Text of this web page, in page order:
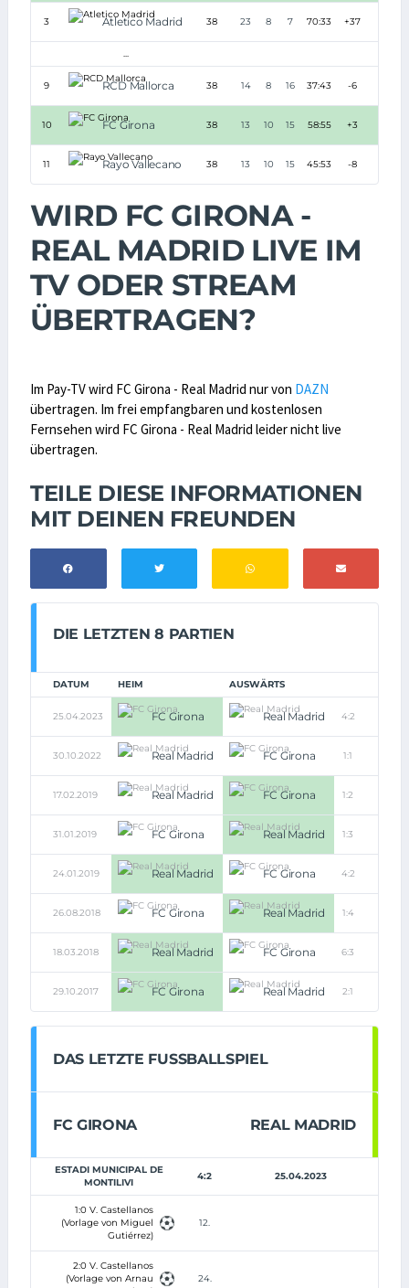
3 Atletico Madrid 38 23 8 7 70:33 +37
...
9 RCD Mallorca 38 14 8 16 37:43 -6
10 FC Girona 38 13 10 15 58:55 +3
11 Rayo Vallecano 38 13 10 15 45:53 -8
WIRD FC GIRONA -
REAL MADRID LIVE IM
TV ODER STREAM
ÜBERTRAGEN?
Im Pay-TV wird FC Girona - Real Madrid nur von DAZN
übertragen. Im frei empfangbaren und kostenlosen
Fernsehen wird FC Girona - Real Madrid leider nicht live
übertragen.
TEILE DIESE INFORMATIONEN
MIT DEINEN FREUNDEN
DIE LETZTEN 8 PARTIEN
DATUM HEIM AUSWÄRTS
25.04.2023 FC Girona Real Madrid 4:2
30.10.2022 Real Madrid FC Girona 1:1
17.02.2019 Real Madrid FC Girona 1:2
31.01.2019 FC Girona Real Madrid 1:3
24.01.2019 Real Madrid FC Girona 4:2
26.08.2018 FC Girona Real Madrid 1:4
18.03.2018 Real Madrid FC Girona 6:3
29.10.2017 FC Girona Real Madrid 2:1
DAS LETZTE FUSSBALLSPIEL
FC GIRONA REAL MADRID
ESTADI MUNICIPAL DE
MONTILIVI
4:2 25.04.2023
1:0 V. Castellanos
(Vorlage von Miguel
Gutiérrez)
12.
2:0 V. Castellanos
(Vorlage von Arnau
24.